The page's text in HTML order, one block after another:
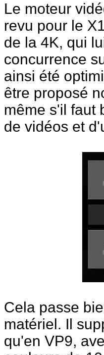
Le moteur
revu pour le
de la 4K, qui
concurrence
ainsi été
être proposé
même s'il faut
de vidéos et
Cela passe
matériel. Il
qu'en VP9,